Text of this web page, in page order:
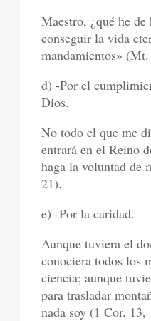
Maestro, ¿qué he
conseguir la vida
mandamientos»
d) -Por el
Dios.
No todo el que me
entrará en el Reino
haga la voluntad de
21).
e) -Por la caridad.
Aunque tuviera el
conociera todos los
ciencia; aunque
para trasladar
nada soy (1 Cor. 13,